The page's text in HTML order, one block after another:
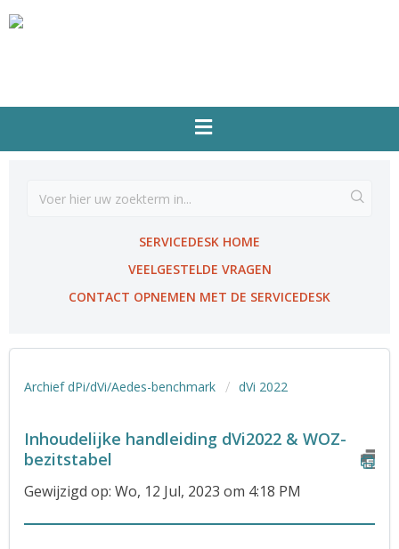
SERVICEDESK HOME
VEELGESTELDE VRAGEN
CONTACT OPNEMEN MET DE SERVICEDESK
Archief dPi/dVi/Aedes-benchmark dVi 2022
Inhoudelijke handleiding dVi2022 & WOZ-
bezitstabel
Gewijzigd op: Wo, 12 Jul, 2023 om 4:18 PM